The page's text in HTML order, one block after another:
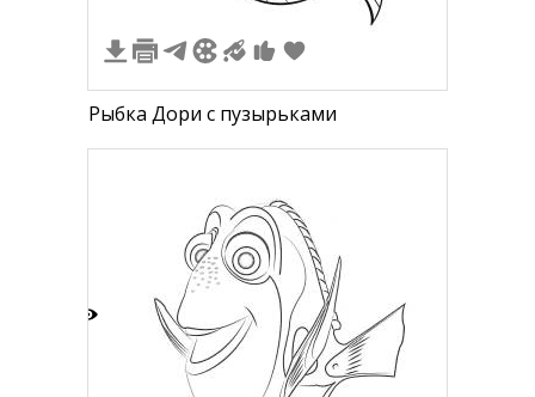
Рыбка Дори с пузырьками